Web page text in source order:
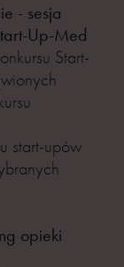
- sesja
Up-Med
Start-
start-upów
opieki